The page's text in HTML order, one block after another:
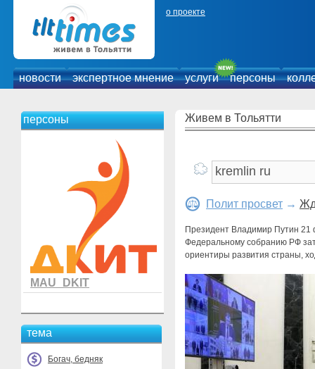
о проекте
новости экспертное мнение услуги персоны
персоны
MAU_DKIT
тема
Богач, бедняк
Живем в Тольятти
Полит просвет →
Президент Владимир Путин 21
Федеральному собранию РФ
ориентиры развития страны,